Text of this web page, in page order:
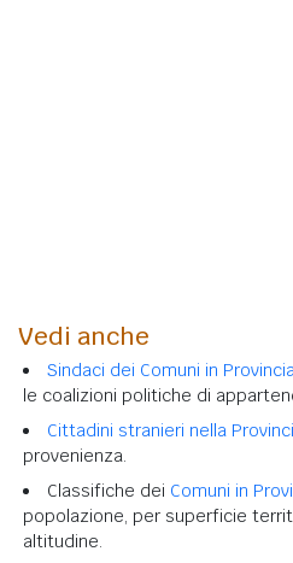
Vedi anche
Sindaci dei Comuni in
le coalizioni politiche di
Cittadini stranieri nella
provenienza.
Classifiche dei Comuni in
popolazione, per superficie
altitudine.